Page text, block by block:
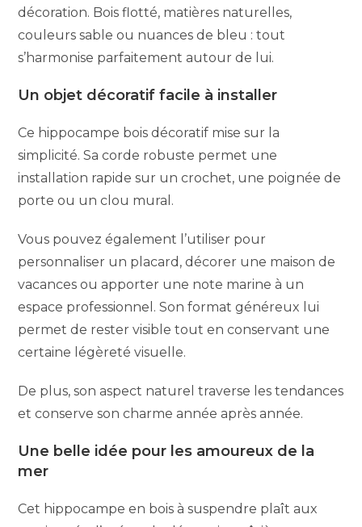
décoration. Bois flotté, matières naturelles,
couleurs sable ou nuances de bleu : tout
s’harmonise parfaitement autour de lui.
Un objet décoratif facile à installer
Ce hippocampe bois décoratif mise sur la
simplicité. Sa corde robuste permet une
installation rapide sur un crochet, une poignée de
porte ou un clou mural.
Vous pouvez également l’utiliser pour
personnaliser un placard, décorer une maison de
vacances ou apporter une note marine à un
espace professionnel. Son format généreux lui
permet de rester visible tout en conservant une
certaine légèreté visuelle.
De plus, son aspect naturel traverse les tendances
et conserve son charme année après année.
Une belle idée pour les amoureux de la
mer
Cet hippocampe en bois à suspendre plaît aux